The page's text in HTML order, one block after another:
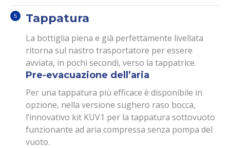
Tappatura
La bottiglia piena e già perfettamente livellata
ritorna sul nastro trasportatore per essere
avviata, in pochi secondi, verso la tappatrice.
Pre-evacuazione dell’aria
Per una tappatura più efficace è disponibile in
opzione, nella versione sughero raso bocca,
l’innovativo kit KUV1 per la tappatura sottovuoto
funzionante ad aria compressa senza pompa del
vuoto.